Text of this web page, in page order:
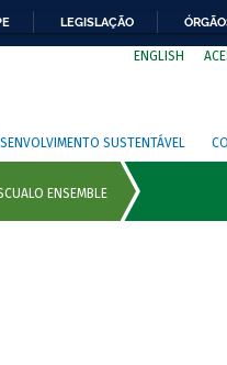
LEGISLAÇÃO
ENGLISH
SUSTENTÁVEL